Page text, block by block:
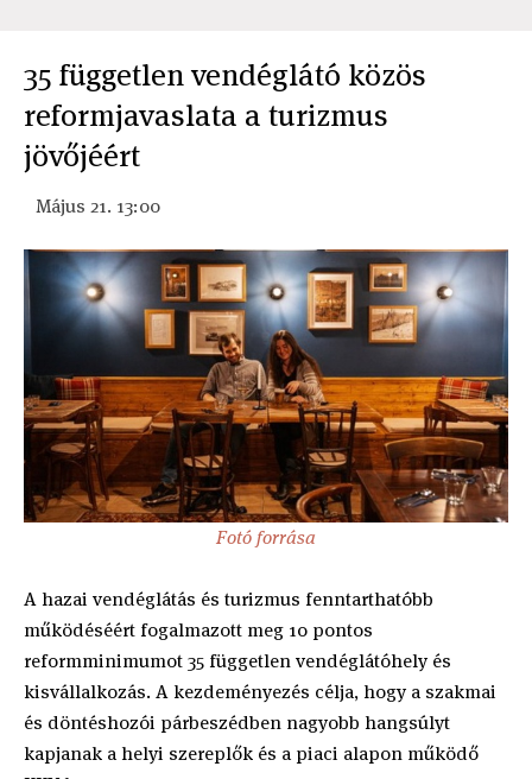
35 független vendéglátó közös
reformjavaslata a turizmus
jövőjéért
Május 21. 13:00
Fotó forrása
A hazai vendéglátás és turizmus fenntarthatóbb
működéséért fogalmazott meg 10 pontos
reformminimumot 35 független vendéglátóhely és
kisvállalkozás. A kezdeményezés célja, hogy a szakmai
és döntéshozói párbeszédben nagyobb hangsúlyt
kapjanak a helyi szereplők és a piaci alapon működő